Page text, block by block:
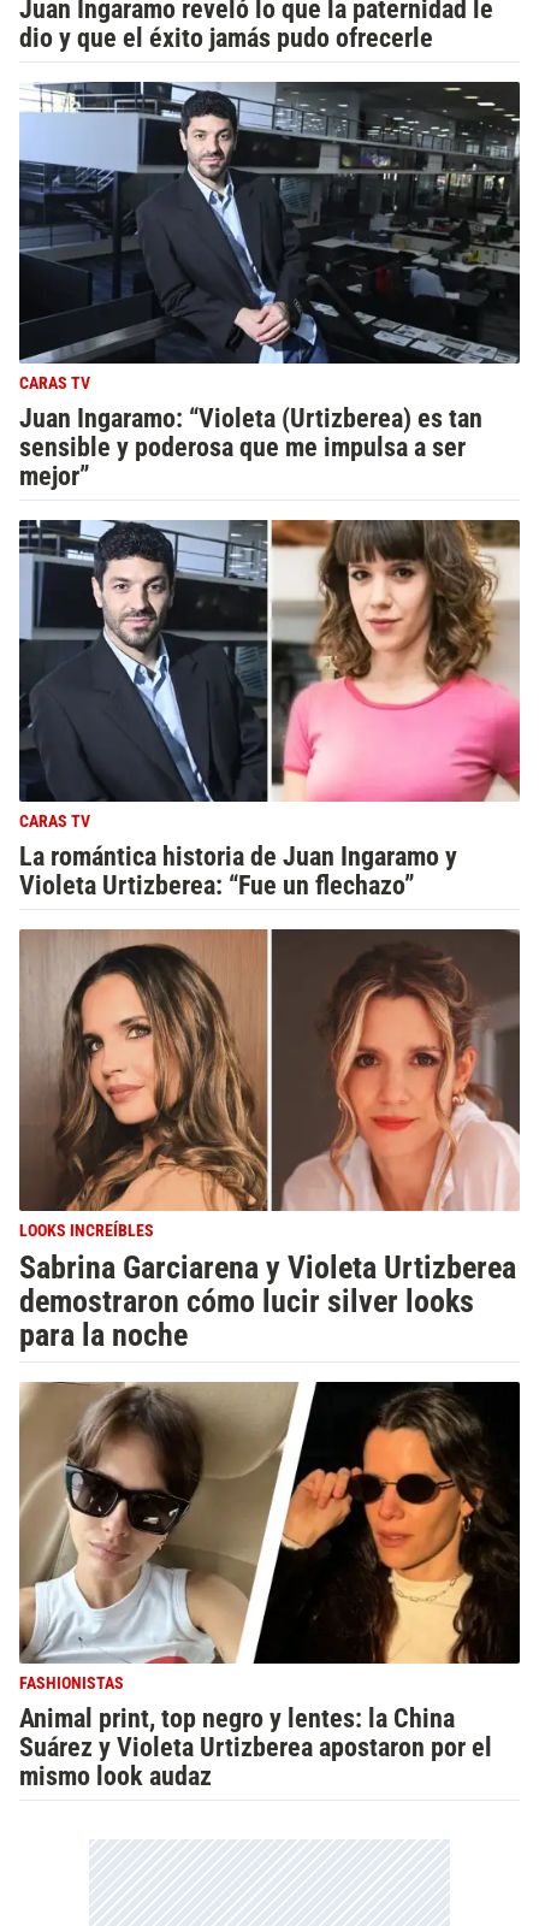
Juan Ingaramo reveló lo que la paternidad le
dio y que el éxito jamás pudo ofrecerle
CARAS TV
Juan Ingaramo: “Violeta (Urtizberea) es tan
sensible y poderosa que me impulsa a ser
mejor”
CARAS TV
La romántica historia de Juan Ingaramo y
Violeta Urtizberea: “Fue un flechazo”
LOOKS INCREÍBLES
Sabrina Garciarena y Violeta Urtizberea
demostraron cómo lucir silver looks
para la noche
FASHIONISTAS
Animal print, top negro y lentes: la China
Suárez y Violeta Urtizberea apostaron por el
mismo look audaz